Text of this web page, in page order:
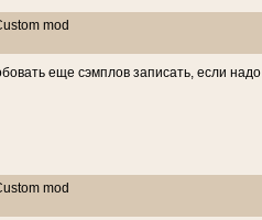
mod
еще сэмплов записать, если надо
mod